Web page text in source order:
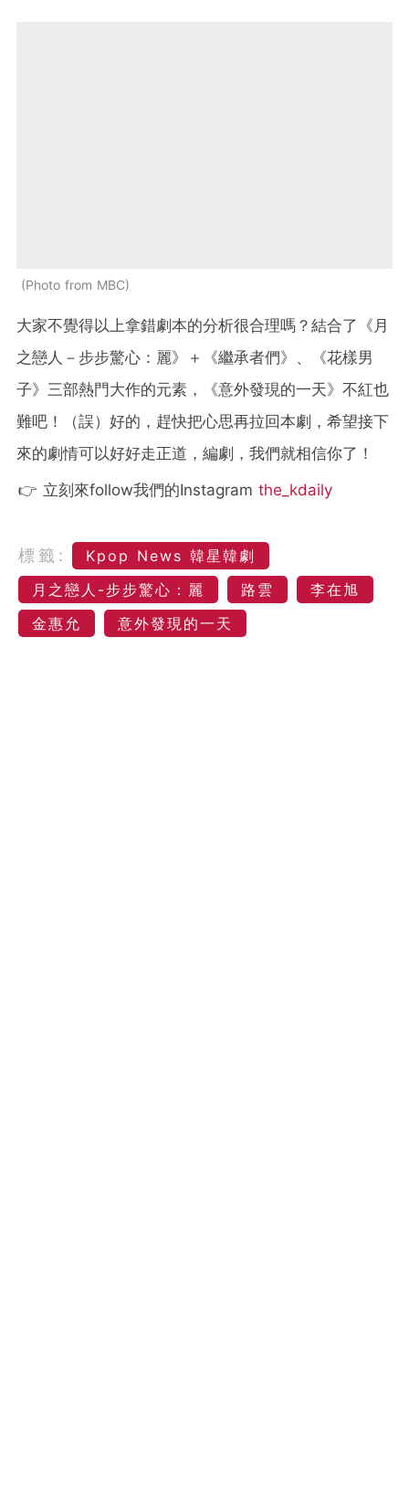
Photo from MBC
大家不覺得以上拿錯劇本的分析很合理嗎？結合了《月
之戀人－步步驚心：麗》＋《繼承者們》、《花樣男
子》三部熱門大作的元素，《意外發現的一天》不紅也
難吧！（誤）好的，趕快把心思再拉回本劇，希望接下
來的劇情可以好好走正道，編劇，我們就相信你了！
👉 立刻來follow我們的Instagram the_kdaily
標籤:
Kpop News 韓星韓劇
月之戀人-步步驚心：麗
路雲
李在旭
金惠允
意外發現的一天